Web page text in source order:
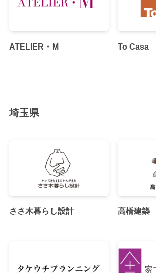
ATELIER・M To Casa
埼玉県
ささ木暮らし設計 高橋建築